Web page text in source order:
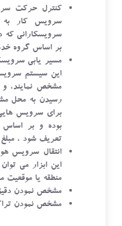
کنترل حرکت
سرویس کار
سرویسکارانی که
بر اساس گروه
مسیر یابی
این سیستم
مشخص نمایند، و
رسیدن به محل
برای سرویس
بوده و بر
تعریف شود ،
انتقال سرویس
این ابزار می
منطقه یا موقعیت
مشخص نمودن
مشخص نمودن